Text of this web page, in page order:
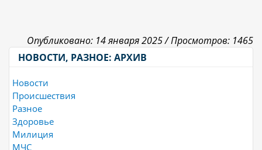
Опубликовано: 14 января 2025 /Просмотров: 1465
НОВОСТИ, РАЗНОЕ: АРХИВ
Новости
Происшествия
Разное
Здоровье
Милиция
МЧС